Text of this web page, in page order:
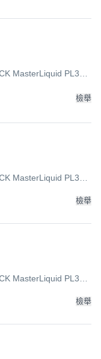
MasterLiquid PL360
檢舉
MasterLiquid PL360
檢舉
MasterLiquid PL360
檢舉